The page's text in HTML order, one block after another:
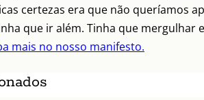
certezas era que não queríamos
que ir além. Tinha que mergulhar
mais no nosso manifesto.